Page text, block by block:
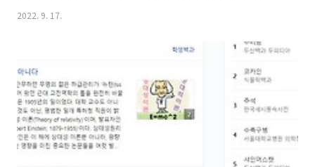
구글 메일을 자주 확인하지 않다 보니 신청하고 잊고 있다가 문득 생각나
한 번만 볼 수 있을까요? ㅋㅋ 많이 보는 분도 많다고 하던데 사실 저는
지금은 계정이 해지되었습니다. 다른 일로 바쁘다 보니 유튜브 신경을 쓴
지 오래되었는데 6개월 동안 영상을 안 올리면 해지되는 걸 모르고 그냥
방치하고 있었거든요. 수익이 크지는 않아도 소소하게 있긴 했는데 계정
이 해지되는 걸 몰라..
2022. 9. 17.